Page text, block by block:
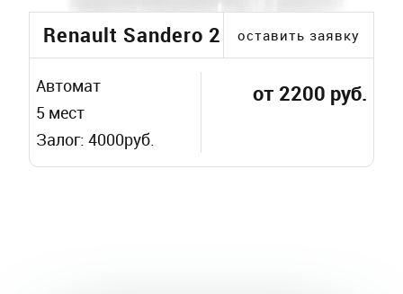
Renault Sandero 2 оставить заявку
Автомат
5 мест
Залог: 4000руб.
от 2200 руб.